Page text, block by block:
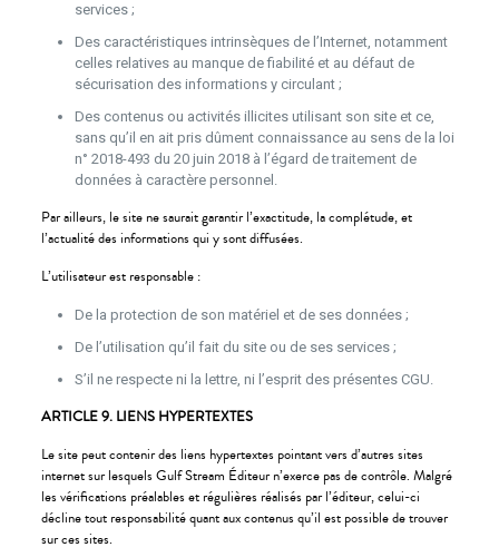
services ;
Des caractéristiques intrinsèques de l’Internet, notamment
celles relatives au manque de fiabilité et au défaut de
sécurisation des informations y circulant ;
Des contenus ou activités illicites utilisant son site et ce,
sans qu’il en ait pris dûment connaissance au sens de la loi
n° 2018-493 du 20 juin 2018 à l’égard de traitement de
données à caractère personnel.
Par ailleurs, le site ne saurait garantir l’exactitude, la complétude, et
l’actualité des informations qui y sont diffusées.
L’utilisateur est responsable :
De la protection de son matériel et de ses données ;
De l’utilisation qu’il fait du site ou de ses services ;
S’il ne respecte ni la lettre, ni l’esprit des présentes CGU.
ARTICLE 9. LIENS HYPERTEXTES
Le site peut contenir des liens hypertextes pointant vers d’autres sites
internet sur lesquels Gulf Stream Éditeur n’exerce pas de contrôle. Malgré
les vérifications préalables et régulières réalisés par l’éditeur, celui-ci
décline tout responsabilité quant aux contenus qu’il est possible de trouver
sur ces sites.